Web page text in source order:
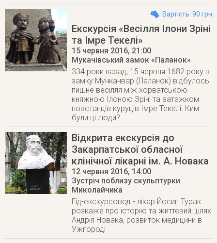
Вартість: 90 грн
Екскурсія «Весілля Ілони Зріні
та Імре Текелі»
15 червня 2016, 21:00
Мукачівський замок «Паланок»
334 роки назад, 15 червня 1682 року в
замку Мункачвар (Паланок) відбулось
пишне весілля між хорватською
княжною Ілоною Зріні та ватажком
повстанців куруців Імре Текелі. Ким
були ці люди?
Відкрита екскурсія до
Закарпатської обласної
клінічної лікарні ім. А. Новака
12 червня 2016, 14:00
Зустріч поблизу скульптурки
Миколайчика
Гід-екскурсовод - лікар Йосип Турак
розкаже про історію та життєвий шлях
Андрія Новака, розвиток медицини в
Ужгороді